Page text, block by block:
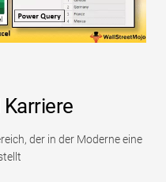
der in der Moderne eine